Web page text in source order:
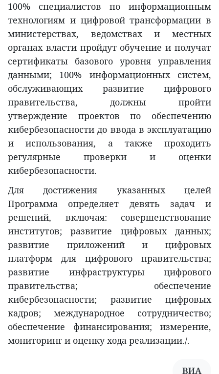
100% специалистов по информационным
технологиям и цифровой трансформации в
министерствах, ведомствах и местных
органах власти пройдут обучение и получат
сертификаты базового уровня управления
данными; 100% информационных систем,
обслуживающих развитие цифрового
правительства, должны пройти
утверждение проектов по обеспечению
кибербезопасности до ввода в эксплуатацию
и использования, а также проходить
регулярные проверки и оценки
кибербезопасности.
Для достижения указанных целей
Программа определяет девять задач и
решений, включая: совершенствование
институтов; развитие цифровых данных;
развитие приложений и цифровых
платформ для цифрового правительства;
развитие инфраструктуры цифрового
правительства; обеспечение
кибербезопасности; развитие цифровых
кадров; международное сотрудничество;
обеспечение финансирования; измерение,
мониторинг и оценку хода реализации./.
ВИА